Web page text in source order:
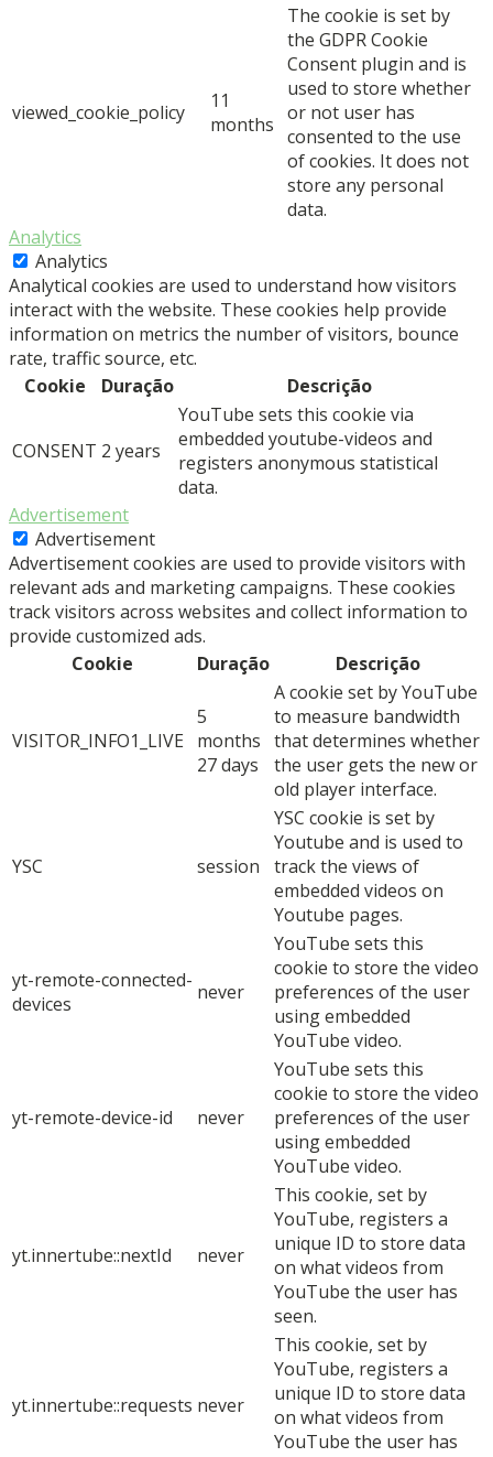
viewed_cookie_policy
11
months
The cookie is set by
the GDPR Cookie
Consent plugin and is
used to store whether
or not user has
consented to the use
of cookies. It does not
store any personal
data.
Analytics
Analytics
Analytical cookies are used to understand how visitors
interact with the website. These cookies help provide
information on metrics the number of visitors, bounce
rate, traffic source, etc.
Cookie
Duração Descrição
CONSENT 2 years
YouTube sets this cookie via
embedded youtube-videos and
registers anonymous statistical
data.
Advertisement
Advertisement
Advertisement cookies are used to provide visitors with
relevant ads and marketing campaigns. These cookies
track visitors across websites and collect information to
provide customized ads.
Cookie
Duração Descrição
VISITOR_INFO1_LIVE
5
months
27 days
A cookie set by YouTube
to measure bandwidth
that determines whether
the user gets the new or
old player interface.
YSC session
YSC cookie is set by
Youtube and is used to
track the views of
embedded videos on
Youtube pages.
yt-remote-connected-
devices
never
YouTube sets this
cookie to store the video
preferences of the user
using embedded
YouTube video.
yt-remote-device-id never
YouTube sets this
cookie to store the video
preferences of the user
using embedded
YouTube video.
yt.innertube::nextId never
This cookie, set by
YouTube, registers a
unique ID to store data
on what videos from
YouTube the user has
seen.
yt.innertube::requests never
This cookie, set by
YouTube, registers a
unique ID to store data
on what videos from
YouTube the user has